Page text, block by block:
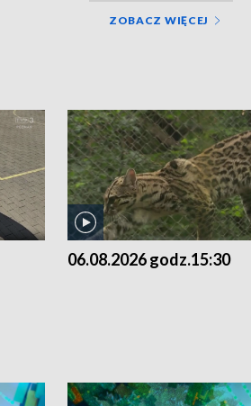
ZOBACZ WIĘCEJ
06.08.2026 godz.15:30